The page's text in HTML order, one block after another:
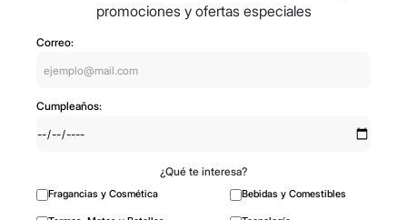
Vino Finca Los Maza
M10 Malbec - 750ml
RIBERA DEL CUARZO
750ml